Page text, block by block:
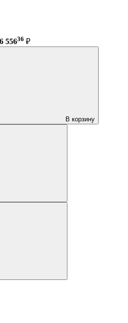
6 55636 ₽
В корзину